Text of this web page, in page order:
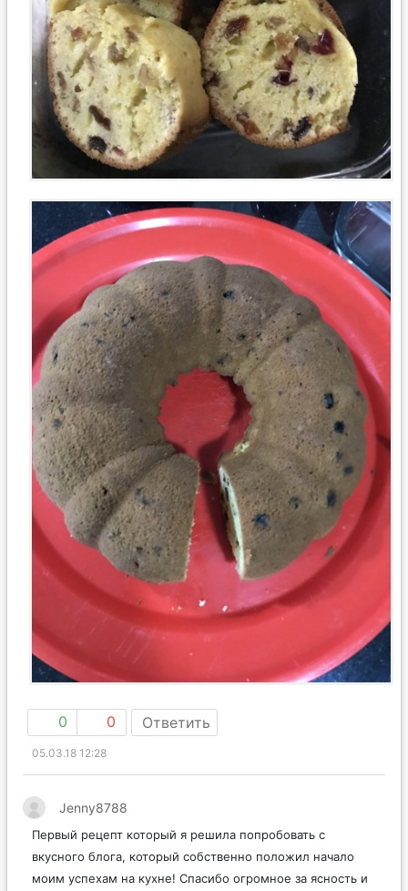
0 0 Ответить
05.03.18 12:28
Jenny8788
Первый рецепт который я решила попробовать с
вкусного блога, который собственно положил начало
моим успехам на кухне! Спасибо огромное за ясность и